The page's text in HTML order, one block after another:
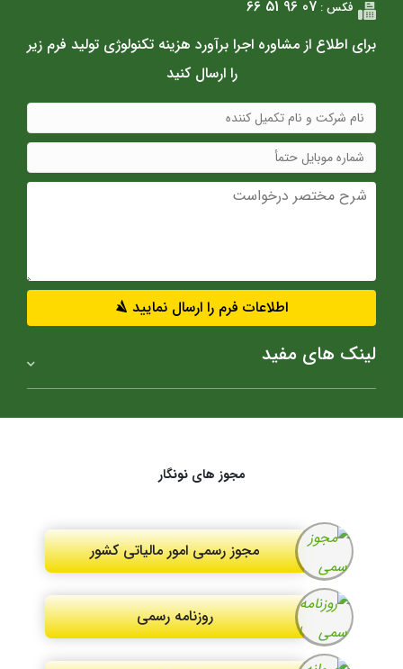
فکس : 66 51 96 07
برای اطلاع از مشاوره اجرا برآورد هزینه تکنولوژی تولید فرم زیر
را ارسال کنید
اطلاعات فرم را ارسال نمایید
لینک های مفید
مجوز های نونگار
مجوز رسمی امور مالیاتی کشور
روزنامه رسمی